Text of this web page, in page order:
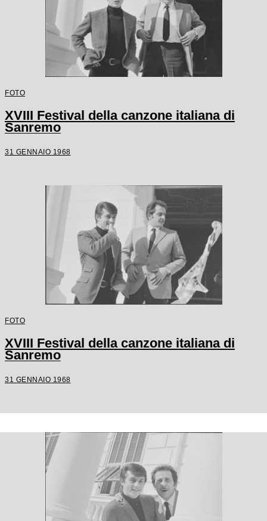
FOTO
XVIII Festival della canzone italiana di
Sanremo
31 GENNAIO 1968
FOTO
XVIII Festival della canzone italiana di
Sanremo
31 GENNAIO 1968